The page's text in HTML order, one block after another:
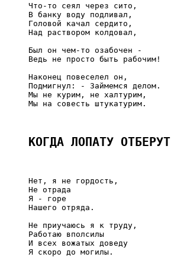
     Что-то сеял через сито,
     В банку воду подливал,
     Головой качал сердито,
     Над раствором колдовал,
     Был он чем-то озабочен -
     Ведь не просто быть рабочим!
     Наконец повеселел он,
     Подмигнул: - Займемся делом.
     Мы не курим, не халтурим,
     Мы на совесть штукатурим.
КОГДА ЛОПАТУ ОТБЕРУТ
     Нет, я не гордость,
     Не отрада
     Я - горе
     Нашего отряда.
     Не приучаюсь я к труду,
     Работаю вполсилы
     И всех вожатых доведу
     Я скоро до могилы.